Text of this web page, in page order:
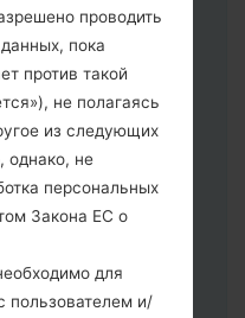
Подключив
USB кабель.
клавиши:
домой.
и нажмите
звука и Bixbi.
клавиши:
громкости
к компьютеру,
определить
проводить
пока
против такой
не полагаясь
из следующих
однако, не
персональных
Закона ЕС о
для
пользователем и/